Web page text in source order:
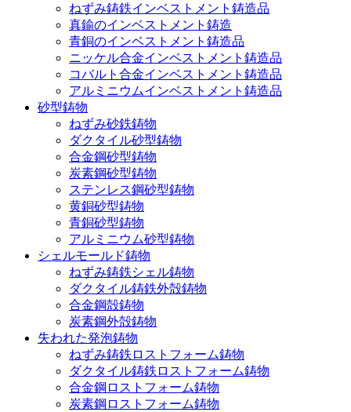
ねずみ鋳鉄インベストメント鋳造品
真鍮のインベストメント鋳造
青銅のインベストメント鋳造品
ニッケル合金インベストメント鋳造品
コバルト合金インベストメント鋳造品
アルミニウムインベストメント鋳造品
砂型鋳物
ねずみ砂鉄鋳物
ダクタイル砂型鋳物
合金鋼砂型鋳物
炭素鋼砂型鋳物
ステンレス鋼砂型鋳物
黄銅砂型鋳物
青銅砂型鋳物
アルミニウム砂型鋳物
シェルモールド鋳物
ねずみ鋳鉄シェル鋳物
ダクタイル鋳鉄外殻鋳物
合金鋼殻鋳物
炭素鋼外殻鋳物
失われた発泡鋳物
ねずみ鋳鉄ロストフォーム鋳物
ダクタイル鋳鉄ロストフォーム鋳物
合金鋼ロストフォーム鋳物
炭素鋼ロストフォーム鋳物